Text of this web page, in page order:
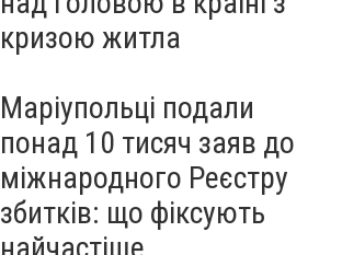
кризою житла
Маріупольці подали
понад 10 тисяч заяв до
міжнародного Реєстру
збитків: що фіксують